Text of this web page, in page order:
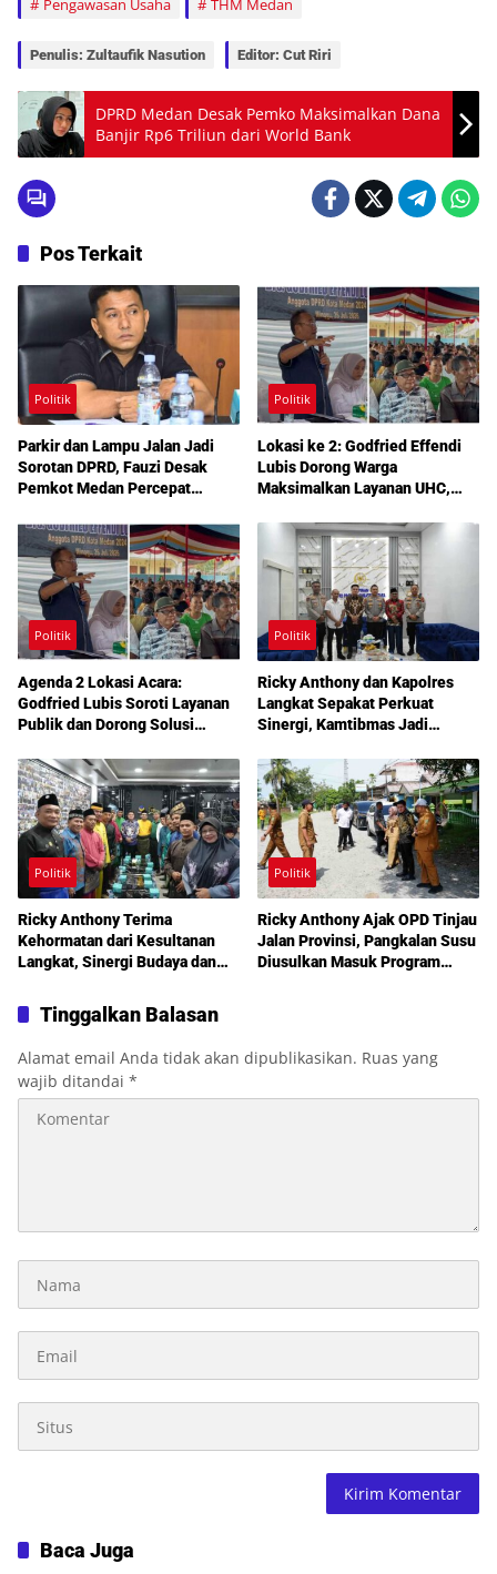
Pengawasan Usaha THM Medan
Penulis: Zultaufik Nasution Editor: Cut Riri
DPRD Medan Desak Pemko Maksimalkan Dana
Banjir Rp6 Triliun dari World Bank
Pos Terkait
Politik
Parkir dan Lampu Jalan Jadi
Sorotan DPRD, Fauzi Desak
Pemkot Medan Percepat
Politik
Lokasi ke 2: Godfried Effendi
Lubis Dorong Warga
Maksimalkan Layanan UHC,
Pendidikan Mengemuka dalam
Reses Medan Amplas
Politik
Agenda 2 Lokasi Acara:
Godfried Lubis Soroti Layanan
Publik dan Dorong Solusi
DPRD Medan
Politik
Ricky Anthony dan Kapolres
Langkat Sepakat Perkuat
Sinergi, Kamtibmas Jadi
Politik
Ricky Anthony Terima
Kehormatan dari Kesultanan
Langkat, Sinergi Budaya dan
Diperkuat
Politik
Ricky Anthony Ajak OPD Tinjau
Jalan Provinsi, Pangkalan Susu
Diusulkan Masuk Program
Tinggalkan Balasan
Alamat email Anda tidak akan dipublikasikan. Ruas yang
wajib ditandai *
Baca Juga